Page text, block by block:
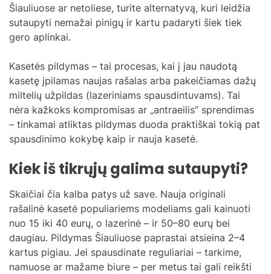
Šiauliuose ar netoliese, turite alternatyvą, kuri leidžia
sutaupyti nemažai pinigų ir kartu padaryti šiek tiek
gero aplinkai.
Kasetės pildymas – tai procesas, kai į jau naudotą
kasetę įpilamas naujas rašalas arba pakeičiamas dažų
miltelių užpildas (lazeriniams spausdintuvams). Tai
nėra kažkoks kompromisas ar „antraeilis” sprendimas
– tinkamai atliktas pildymas duoda praktiškai tokią pat
spausdinimo kokybę kaip ir nauja kasetė.
Kiek iš tikrųjų galima sutaupyti?
Skaičiai čia kalba patys už save. Nauja originali
rašalinė kasetė populiariems modeliams gali kainuoti
nuo 15 iki 40 eurų, o lazerinė – ir 50–80 eurų bei
daugiau. Pildymas Šiauliuose paprastai atsieina 2–4
kartus pigiau. Jei spausdinate reguliariai – tarkime,
namuose ar mažame biure – per metus tai gali reikšti